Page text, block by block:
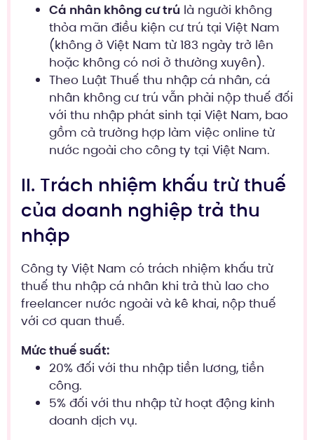
Cá nhân không cư trú là người không
thỏa mãn điều kiện cư trú tại Việt Nam
(không ở Việt Nam từ 183 ngày trở lên
hoặc không có nơi ở thường xuyên).
Theo Luật Thuế thu nhập cá nhân, cá
nhân không cư trú vẫn phải nộp thuế đối
với thu nhập phát sinh tại Việt Nam, bao
gồm cả trường hợp làm việc online từ
nước ngoài cho công ty tại Việt Nam.
II. Trách nhiệm khấu trừ thuế
của doanh nghiệp trả thu
nhập
Công ty Việt Nam có trách nhiệm khấu trừ
thuế thu nhập cá nhân khi trả thù lao cho
freelancer nước ngoài và kê khai, nộp thuế
với cơ quan thuế.
Mức thuế suất:
20% đối với thu nhập tiền lương, tiền
công.
5% đối với thu nhập từ hoạt động kinh
doanh dịch vụ.